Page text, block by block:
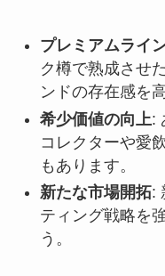
プレミアムライ
ク樽で熟成させ
ンドの存在感を
希少価値の向上:
コレクターや愛
もあります。
新たな市場開拓:
ティング戦略を
う。